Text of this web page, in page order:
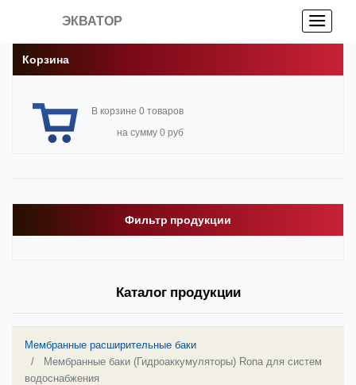
ЭКВАТОР
Корзина
В корзине 0 товаров
на сумму 0 руб
Фильтр продукции
Каталог продукции
Мембранные расширительные баки
Мембранные баки (Гидроаккумуляторы) Rona для систем
водоснабжения